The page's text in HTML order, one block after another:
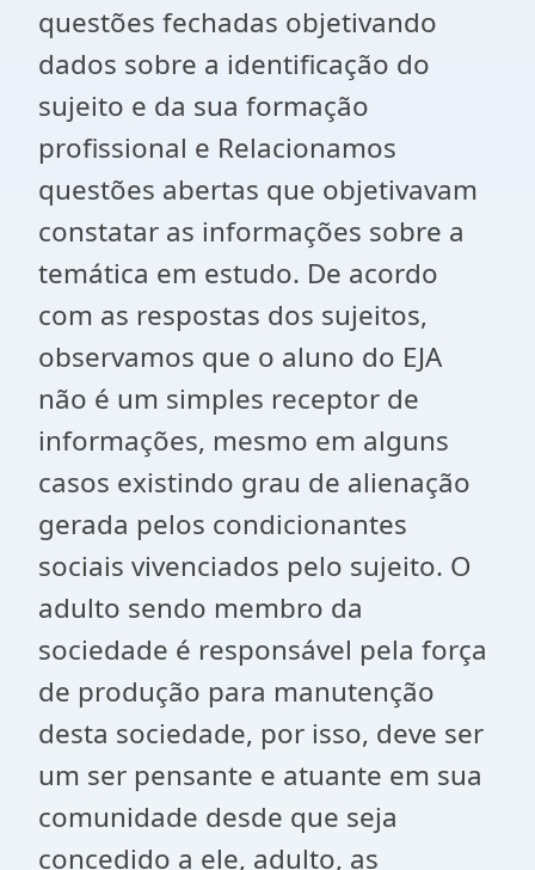
questões fechadas objetivando
dados sobre a identificação do
sujeito e da sua formação
profissional e Relacionamos
questões abertas que objetivavam
constatar as informações sobre a
temática em estudo. De acordo
com as respostas dos sujeitos,
observamos que o aluno do EJA
não é um simples receptor de
informações, mesmo em alguns
casos existindo grau de alienação
gerada pelos condicionantes
sociais vivenciados pelo sujeito. O
adulto sendo membro da
sociedade é responsável pela força
de produção para manutenção
desta sociedade, por isso, deve ser
um ser pensante e atuante em sua
comunidade desde que seja
concedido a ele, adulto, as